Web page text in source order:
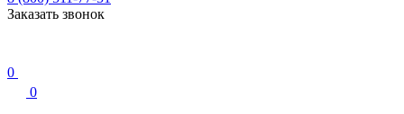
Заказать звонок
0
0